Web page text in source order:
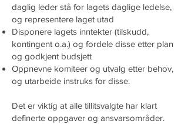
daglig leder stå for lagets daglige ledelse,
og representere laget utad
Disponere lagets inntekter (tilskudd,
kontingent o.a.) og fordele disse etter plan
og godkjent budsjett
Oppnevne komiteer og utvalg etter behov,
og utarbeide instruks for disse.
Det er viktig at alle tillitsvalgte har klart
definerte oppgaver og ansvarsområder.